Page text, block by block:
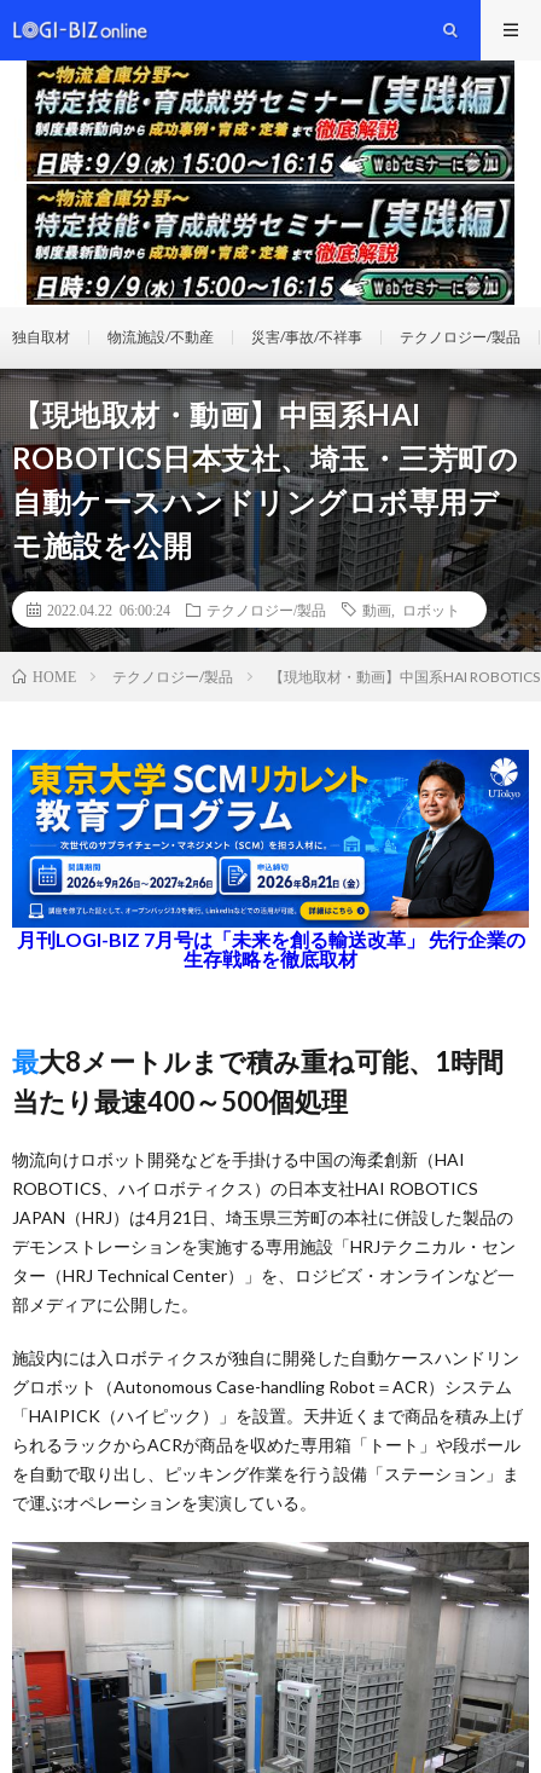
独自取材 物流施設/不動産 災害/事故/不祥事 テクノロジー/製品
【現地取材・動画】中国系HAI
ROBOTICS日本支社、埼玉・三芳町の
自動ケースハンドリングロボ専用デ
モ施設を公開
2022.04.22 06:00:24 テクノロジー/製品 動画 ロボット
HOME テクノロジー/製品 【現地取材・動画】中国系HAI
月刊LOGI-BIZ 7月号は「未来を創る輸送改革」 先行企業の
生存戦略を徹底取材
最大8メートルまで積み重ね可能、1時間
当たり最速400～500個処理
物流向けロボット開発などを手掛ける中国の海柔創新（HAI
ROBOTICS、ハイロボティクス）の日本支社HAI ROBOTICS
JAPAN（HRJ）は4月21日、埼玉県三芳町の本社に併設した製品の
デモンストレーションを実施する専用施設「HRJテクニカル・セン
ター（HRJ Technical Center）」を、ロジビズ・オンラインなど一
部メディアに公開した。
施設内には入ロボティクスが独自に開発した自動ケースハンドリン
グロボット（Autonomous Case-handling Robot＝ACR）システム
「HAIPICK（ハイピック）」を設置。天井近くまで商品を積み上げ
られるラックからACRが商品を収めた専用箱「トート」や段ボール
を自動で取り出し、ピッキング作業を行う設備「ステーション」ま
で運ぶオペレーションを実演している。